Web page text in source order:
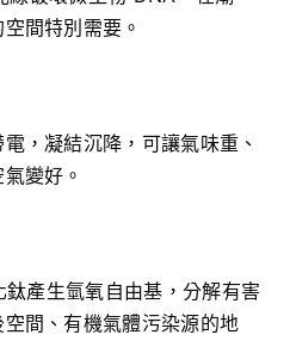
間特別需要。
，凝結沉降，可讓氣味重、
變好。
產生氫氧自由基，分解有害
間、有機氣體污染源的地